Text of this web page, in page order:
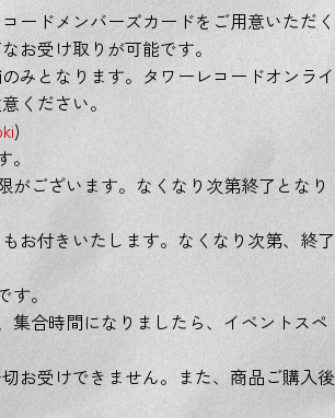
ードメンバーズカードをご用意いただく
お受け取りが可能です。
みとなります。タワーレコードオンライ
ください。
)
ございます。なくなり次第終了となり
お付きいたします。なくなり次第、終了
す。
合時間になりましたら、イベントスペ
お受けできません。また、商品ご購入後